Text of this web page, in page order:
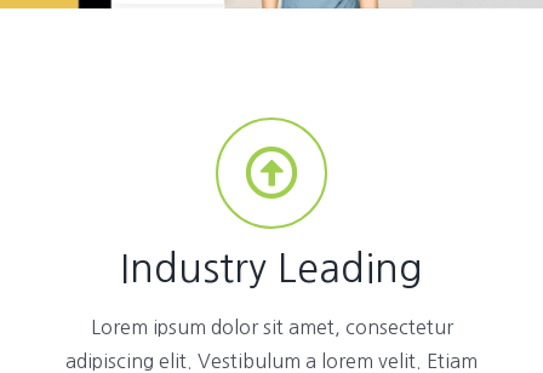
Industry Leading
Lorem ipsum dolor sit amet, consectetur
adipiscing elit. Vestibulum a lorem velit. Etiam